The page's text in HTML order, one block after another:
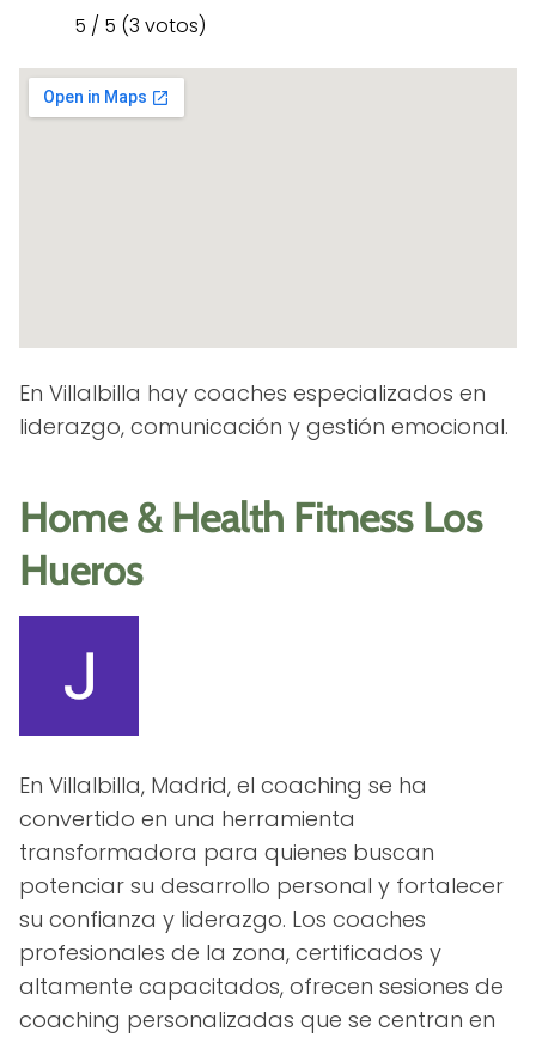
5 / 5 (3 votos)
En Villalbilla hay coaches especializados en
liderazgo, comunicación y gestión emocional.
Home & Health Fitness Los
Hueros
En Villalbilla, Madrid, el coaching se ha
convertido en una herramienta
transformadora para quienes buscan
potenciar su desarrollo personal y fortalecer
su confianza y liderazgo. Los coaches
profesionales de la zona, certificados y
altamente capacitados, ofrecen sesiones de
coaching personalizadas que se centran en